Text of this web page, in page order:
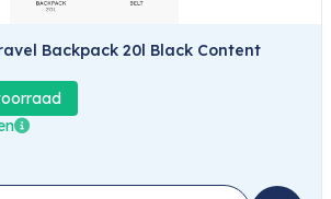
Backpack 20l Black Content